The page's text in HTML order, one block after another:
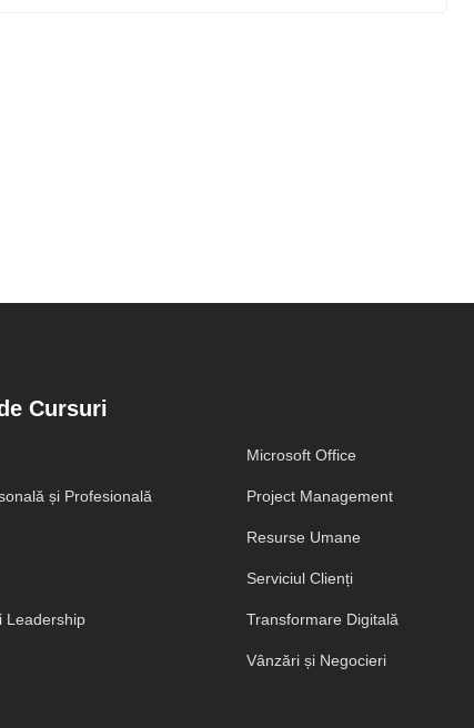
Cursuri
și Profesională
Leadership
Microsoft Office
Project Management
Resurse Umane
Serviciul Clienți
Transformare Digitală
Vânzări și Negocieri